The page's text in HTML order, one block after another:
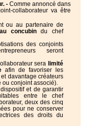
-Comme annoncé dans
collaborateur va être
ou au partenaire de
concubindu chef
des conjoints
seront
sera limité
afin de favoriser les
davantage créateurs
ou conjoint associé).
et de garantir
entre le chef
deux des cinq
pour ne conserver
des droits du